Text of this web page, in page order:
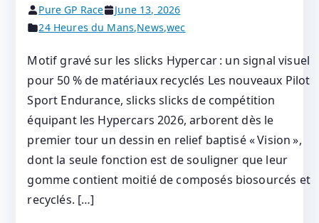
Pure GP Race
June 13, 2026
24 Heures du Mans,News,wec
Motif gravé sur les slicks Hypercar : un signal visuel
pour 50 % de matériaux recyclés Les nouveaux Pilot
Sport Endurance, slicks slicks de compétition
équipant les Hypercars 2026, arborent dès le
premier tour un dessin en relief baptisé « Vision »,
dont la seule fonction est de souligner que leur
gomme contient moitié de composés biosourcés et
recyclés. […]